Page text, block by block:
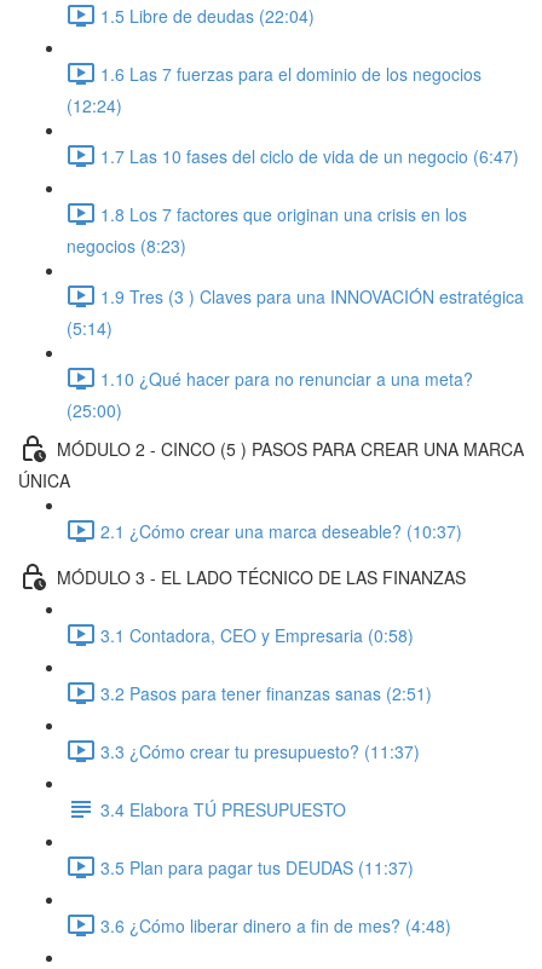
1.5 Libre de deudas (22:04)
1.6 Las 7 fuerzas para el dominio de los negocios
(12:24)
1.7 Las 10 fases del ciclo de vida de un negocio (6:47)
1.8 Los 7 factores que originan una crisis en los
negocios (8:23)
1.9 Tres (3 ) Claves para una INNOVACIÓN estratégica
(5:14)
1.10 ¿Qué hacer para no renunciar a una meta?
(25:00)
MÓDULO 2 - CINCO (5 ) PASOS PARA CREAR UNA MARCA
ÚNICA
2.1 ¿Cómo crear una marca deseable? (10:37)
MÓDULO 3 - EL LADO TÉCNICO DE LAS FINANZAS
3.1 Contadora, CEO y Empresaria (0:58)
3.2 Pasos para tener finanzas sanas (2:51)
3.3 ¿Cómo crear tu presupuesto? (11:37)
3.4 Elabora TÚ PRESUPUESTO
3.5 Plan para pagar tus DEUDAS (11:37)
3.6 ¿Cómo liberar dinero a fin de mes? (4:48)